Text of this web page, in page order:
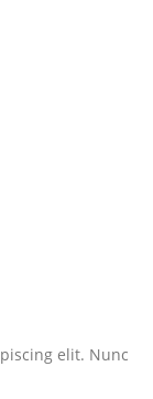
elit. Nunc